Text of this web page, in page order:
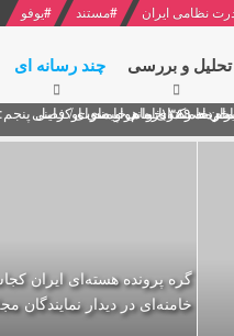
نظامی ایران #مستند #یوفو
تحلیل و بررسی چند رسانه ای
مصر درباره هواپیمای اوکراینی
خامنه ای
+ نکته خوانی و صوت
گره پرونده‌ هسته‌ای ایران
خامنه‌ای در دیدار نمایندگان